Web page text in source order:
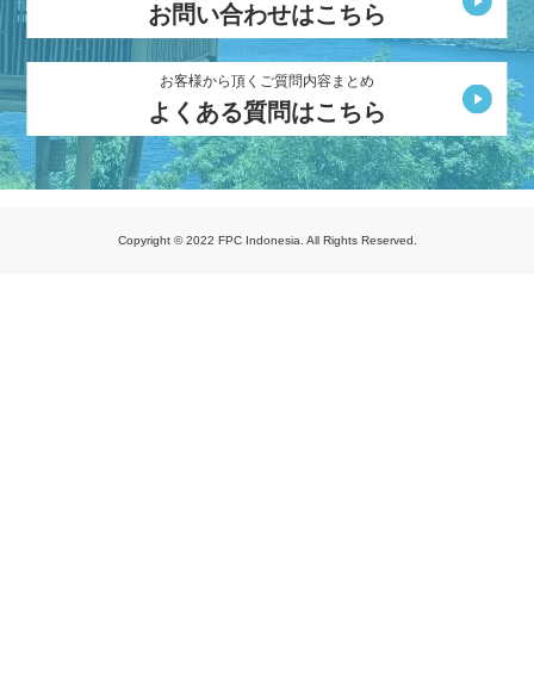
お問い合わせはこちら
お客様から頂くご質問内容まとめ
よくある質問はこちら
Copyright © 2022 FPC Indonesia. All Rights Reserved.